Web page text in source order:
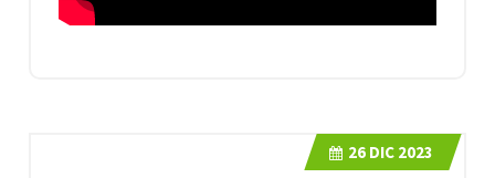
26 DIC 2023